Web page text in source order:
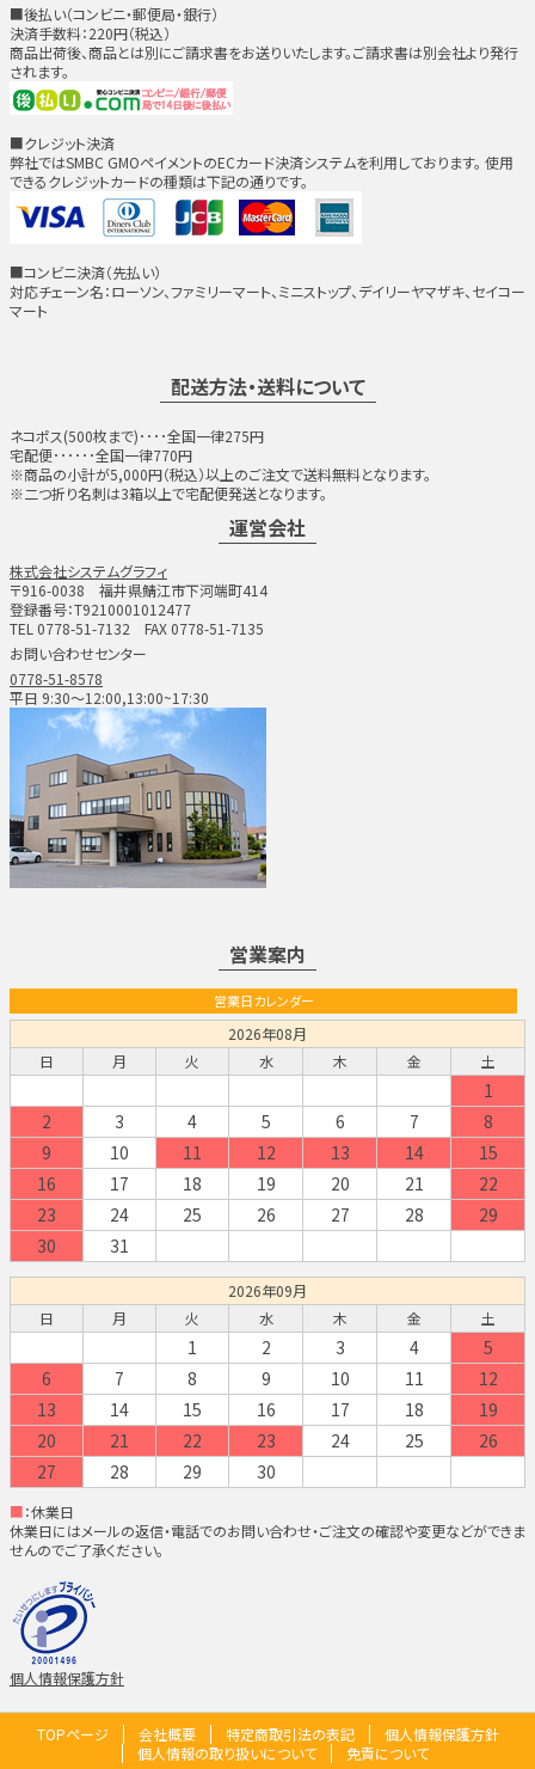
■後払い（コンビニ・郵便局・銀行）
決済手数料：220円（税込）
商品出荷後、商品とは別にご請求書をお送りいたします。ご請求書は別会社より発行
されます。
■クレジット決済
弊社ではSMBC GMOペイメントのECカード決済システムを利用しております。 使用
できるクレジットカードの種類は下記の通りです。
■コンビニ決済（先払い）
対応チェーン名：ローソン、ファミリーマート、ミニストップ、デイリーヤマザキ、セイコー
マート
配送方法・送料について
ネコポス(500枚まで)････全国一律275円
宅配便･･････全国一律770円
※商品の小計が5,000円（税込）以上のご注文で送料無料となります。
※二つ折り名刺は3箱以上で宅配便発送となります。
運営会社
株式会社システムグラフィ
〒916-0038 福井県鯖江市下河端町414
登録番号：T9210001012477
TEL 0778-51-7132 FAX 0778-51-7135
お問い合わせセンター
0778-51-8578
平日 9:30～12:00,13:00~17:30
営業案内
営業日カレンダー
2026年08月
日
月 火 水 木 金 土
1
2
3 4 5 6 7
8
9
10 11 12 13 14
15
16
17 18 19 20 21
22
23
24 25 26 27 28
29
30
31
2026年09月
日
月 火 水 木 金 土
1 2 3 4
5
6
7 8 9 10 11
12
13
14 15 16 17 18
19
20
21 22 23 24 25
26
27
28 29 30
■：休業日
休業日にはメールの返信・電話でのお問い合わせ・ご注文の確認や変更などができま
せんのでご了承ください。
個人情報保護方針
TOPページ 会社概要 特定商取引法の表記
個人情報保護方針
個人情報の取り扱いについて
免責について